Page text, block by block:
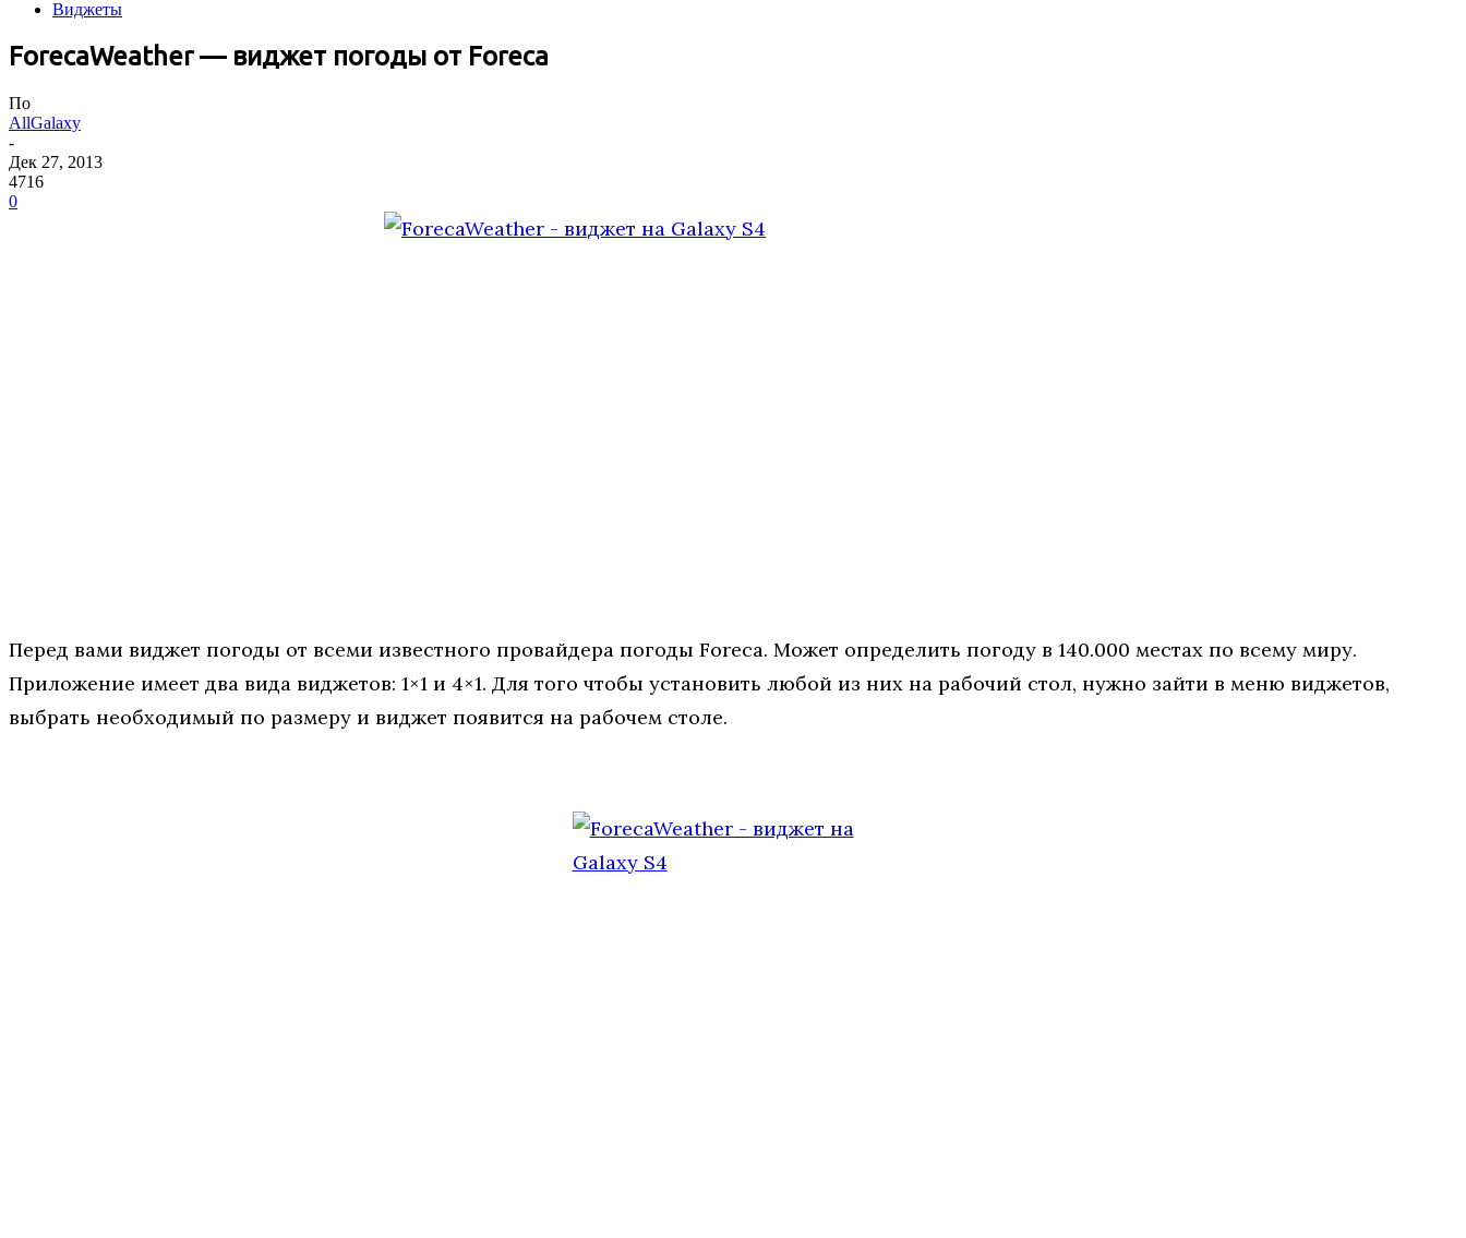
Виджеты
ForecaWeather — виджет погоды от Foreca
По
AllGalaxy
-
Дек 27, 2013
4716
0
Перед вами виджет погоды от всеми известного провайдера погоды Foreca. Может определить погоду в 140.000 местах по всему миру.
Приложение имеет два вида виджетов: 1×1 и 4×1. Для того чтобы установить любой из них на рабочий стол, нужно зайти в меню виджетов,
выбрать необходимый по размеру и виджет появится на рабочем столе.